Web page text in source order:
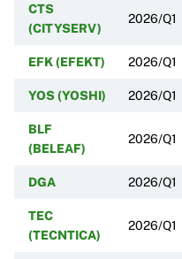
CTS
(CITYSERV)
2026/Q1
EFK (EFEKT) 2026/Q1
YOS (YOSHI) 2026/Q1
BLF
(BELEAF)
2026/Q1
DGA 2026/Q1
TEC
(TECNTICA)
2026/Q1